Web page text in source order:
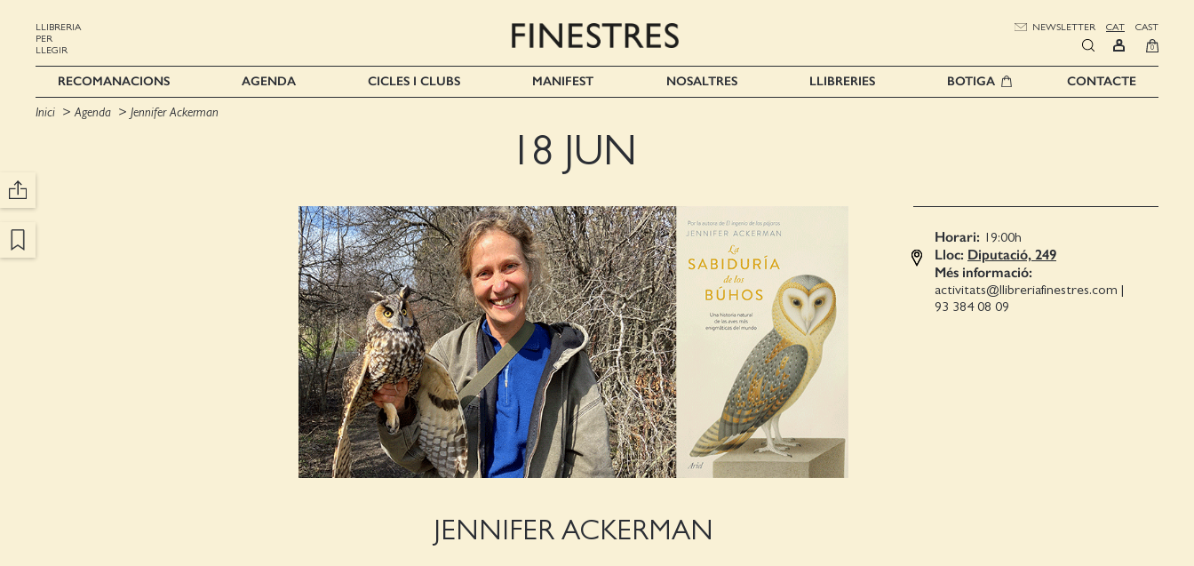
LLIBRERIA
PER
LLEGIR
NEWSLETTER CAT CAST
0
RECOMANACIONS AGENDA CICLES I CLUBS MANIFEST NOSALTRES LLIBRERIES BOTIGA CONTACTE
Inici Agenda Jennifer Ackerman
18 JUN
JENNIFER ACKERMAN
Horari: 19:00h
Lloc: Diputació, 249
Més informació:
activitats@llibreriafinestres.com |
93 384 08 09